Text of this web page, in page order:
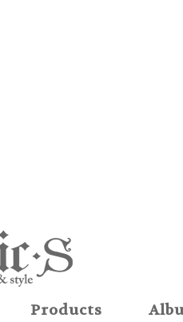
Products